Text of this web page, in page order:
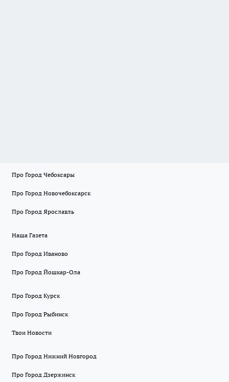
Про Город Чебоксары
Про Город Новочебоксарск
Про Город Ярославль
Наша Газета
Про Город Иваново
Про Город Йошкар-Ола
Про Город Курск
Про Город Рыбинск
Твои Новости
Про Город Нижний Новгород
Про Город Дзержинск